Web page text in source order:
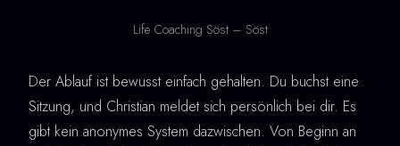
Life Coaching Söst – Söst
Der Ablauf ist bewusst einfach gehalten. Du buchst eine
Sitzung, und Christian meldet sich persönlich bei dir. Es
gibt kein anonymes System dazwischen. Von Beginn an